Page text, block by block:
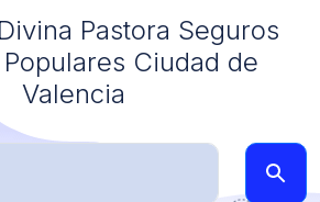
Pastora Seguros
Ciudad de
Valencia